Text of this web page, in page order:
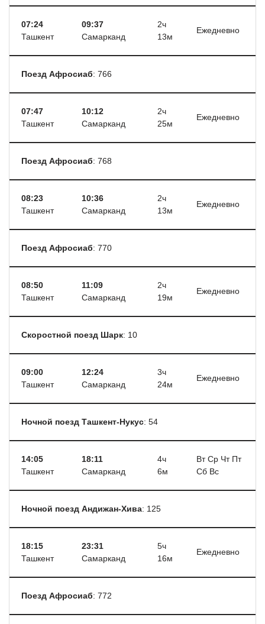
07:24
Ташкент
09:37
Самарканд
2ч
13м
Ежедневно
Поезд Афросиаб: 766
07:47
Ташкент
10:12
Самарканд
2ч
25м
Ежедневно
Поезд Афросиаб: 768
08:23
Ташкент
10:36
Самарканд
2ч
13м
Ежедневно
Поезд Афросиаб: 770
08:50
Ташкент
11:09
Самарканд
2ч
19м
Ежедневно
Cкоростной поезд Шарк: 10
09:00
Ташкент
12:24
Самарканд
3ч
24м
Ежедневно
Ночной поезд Ташкент-Нукус: 54
14:05
Ташкент
18:11
Самарканд
4ч
6м
Вт Ср Чт Пт
Сб Вс
Ночной поезд Андижан-Хива: 125
18:15
Ташкент
23:31
Самарканд
5ч
16м
Ежедневно
Поезд Афросиаб: 772